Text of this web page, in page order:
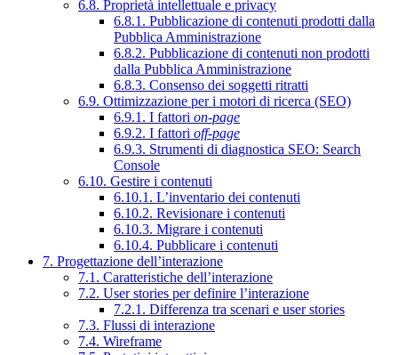
6.8. Proprietà intellettuale e privacy
6.8.1. Pubblicazione di contenuti prodotti dalla
Pubblica Amministrazione
6.8.2. Pubblicazione di contenuti non prodotti
dalla Pubblica Amministrazione
6.8.3. Consenso dei soggetti ritratti
6.9. Ottimizzazione per i motori di ricerca (SEO)
6.9.1. I fattori on-page
6.9.2. I fattori off-page
6.9.3. Strumenti di diagnostica SEO: Search
Console
6.10. Gestire i contenuti
6.10.1. L’inventario dei contenuti
6.10.2. Revisionare i contenuti
6.10.3. Migrare i contenuti
6.10.4. Pubblicare i contenuti
7. Progettazione dell’interazione
7.1. Caratteristiche dell’interazione
7.2. User stories per definire l’interazione
7.2.1. Differenza tra scenari e user stories
7.3. Flussi di interazione
7.4. Wireframe